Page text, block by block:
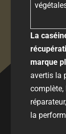
La
marque
avertis la
complète,
la